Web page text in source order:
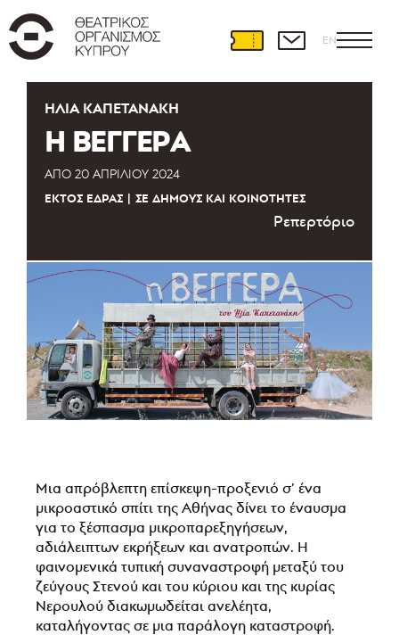
EN
ΗΛΊΑ ΚΑΠΕΤΑΝΆΚΗ
Η ΒΕΓΓΕΡΑ
ΑΠΌ 20 ΑΠΡΙΛΊΟΥ 2024
ΕΚΤΌΣ ΈΔΡΑΣ ΣΕ ΔΉΜΟΥΣ ΚΑΙ ΚΟΙΝΌΤΗΤΕΣ
Ρεπερτόριο
Μια απρόβλεπτη επίσκεψη-προξενιό σ’ ένα
μικροαστικό σπίτι της Αθήνας δίνει το έναυσμα
για το ξέσπασμα μικροπαρεξηγήσεων,
αδιάλειπτων εκρήξεων και ανατροπών. Η
φαινομενικά τυπική συναναστροφή μεταξύ του
ζεύγους Στενού και του κύριου και της κυρίας
Νερουλού διακωμωδείται ανελέητα,
καταλήγοντας σε μια παράλογη καταστροφή.